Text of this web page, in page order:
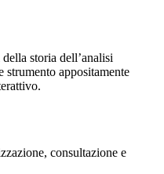
storia dell’analisi
strumento appositamente
consultazione e